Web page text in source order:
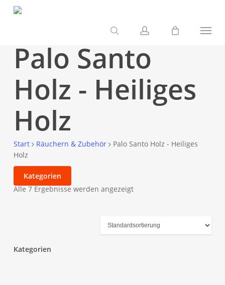
search account
Menu
Palo Santo
Holz - Heiliges
Holz
Start Räuchern & Zubehör
Palo Santo Holz - Heiliges
Holz
Kategorien
Alle 7 Ergebnisse werden angezeigt
Kategorien